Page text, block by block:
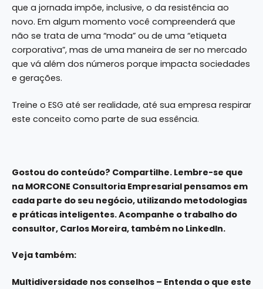
que a jornada impõe, inclusive, o da resistência ao
novo. Em algum momento você compreenderá que
não se trata de uma “moda” ou de uma “etiqueta
corporativa”, mas de uma maneira de ser no mercado
que vá além dos números porque impacta sociedades
e gerações.
Treine o ESG até ser realidade, até sua empresa respirar
este conceito como parte de sua essência.
Gostou do conteúdo? Compartilhe. Lembre-se que
na MORCONE Consultoria Empresarial pensamos em
cada parte do seu negócio, utilizando metodologias
e práticas inteligentes. Acompanhe o trabalho do
consultor, Carlos Moreira, também no LinkedIn.
Veja também:
Multidiversidade nos conselhos – Entenda o que este